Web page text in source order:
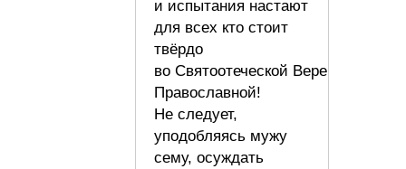
и испытания настают
для всех кто стоит
твёрдо
во Святоотеческой Вере
Православной!
Не следует,
уподобляясь мужу
сему, осуждать